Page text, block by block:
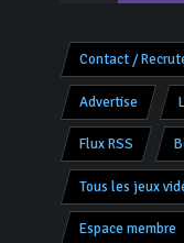
Contact /
Advertise
Flux RSS
Tous les jeux
Espace membre